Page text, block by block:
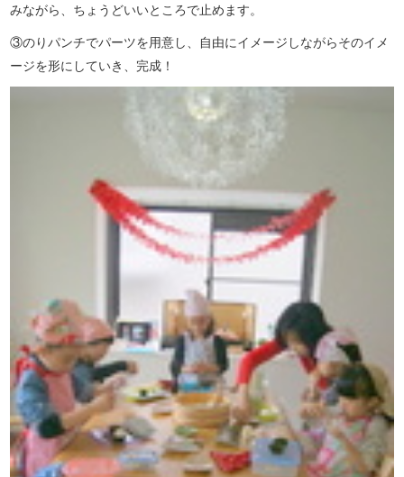
みながら、ちょうどいいところで止めます。
③のりパンチでパーツを用意し、自由にイメージしながらそのイメ
ージを形にしていき、完成！